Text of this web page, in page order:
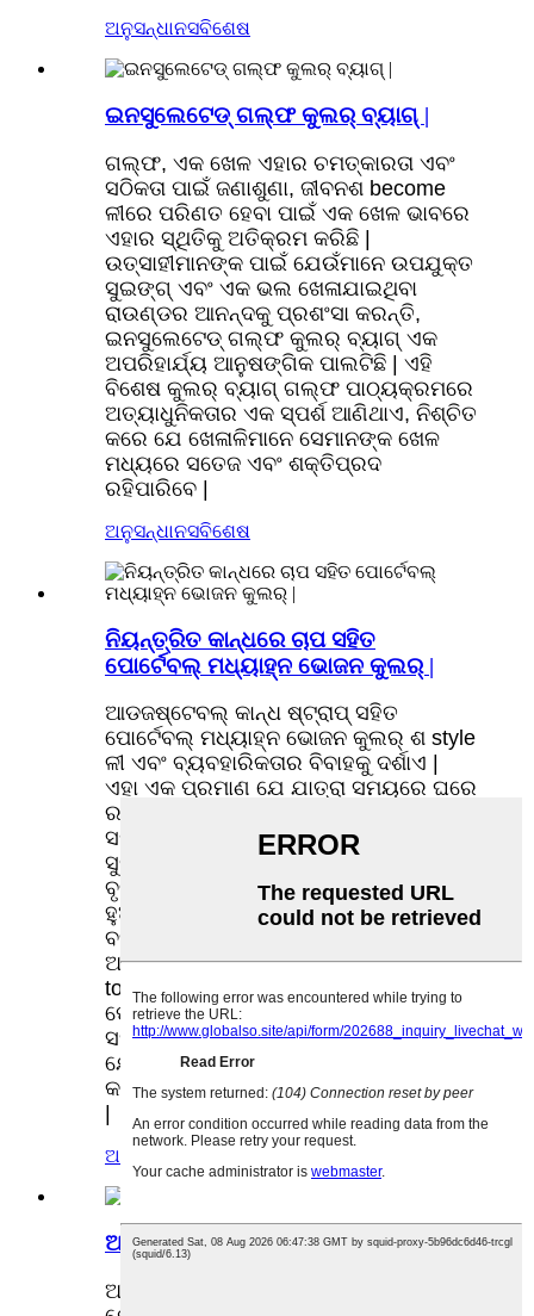
ଅନୁସନ୍ଧାନସବିଶେଷ
ଇନସୁଲେଟେଡ୍ ଗଲ୍ଫ କୁଲର୍ ବ୍ୟାଗ୍ |
ଗଲ୍ଫ, ଏକ ଖେଳ ଏହାର ଚମତ୍କାରତା ଏବଂ
ସଠିକତା ପାଇଁ ଜଣାଶୁଣା, ଜୀବନଶ become
ଳୀରେ ପରିଣତ ହେବା ପାଇଁ ଏକ ଖେଳ ଭାବରେ
ଏହାର ସ୍ଥିତିକୁ ଅତିକ୍ରମ କରିଛି |
ଉତ୍ସାହୀମାନଙ୍କ ପାଇଁ ଯେଉଁମାନେ ଉପଯୁକ୍ତ
ସୁଇଙ୍ଗ୍ ଏବଂ ଏକ ଭଲ ଖେଳାଯାଇଥିବା
ରାଉଣ୍ଡର ଆନନ୍ଦକୁ ପ୍ରଶଂସା କରନ୍ତି,
ଇନସୁଲେଟେଡ୍ ଗଲ୍ଫ କୁଲର୍ ବ୍ୟାଗ୍ ଏକ
ଅପରିହାର୍ଯ୍ୟ ଆନୁଷଙ୍ଗିକ ପାଲଟିଛି | ଏହି
ବିଶେଷ କୁଲର୍ ବ୍ୟାଗ୍ ଗଲ୍ଫ ପାଠ୍ୟକ୍ରମରେ
ଅତ୍ୟାଧୁନିକତାର ଏକ ସ୍ପର୍ଶ ଆଣିଥାଏ, ନିଶ୍ଚିତ
କରେ ଯେ ଖେଳାଳିମାନେ ସେମାନଙ୍କ ଖେଳ
ମଧ୍ୟରେ ସତେଜ ଏବଂ ଶକ୍ତିପ୍ରଦ
ରହିପାରିବେ |
ଅନୁସନ୍ଧାନସବିଶେଷ
ନିୟନ୍ତ୍ରିତ କାନ୍ଧରେ ଚାପ ସହିତ
ପୋର୍ଟେବଲ୍ ମଧ୍ୟାହ୍ନ ଭୋଜନ କୁଲର୍ |
ଆଡଜଷ୍ଟେବଲ୍ କାନ୍ଧ ଷ୍ଟ୍ରାପ୍ ସହିତ
ପୋର୍ଟେବଲ୍ ମଧ୍ୟାହ୍ନ ଭୋଜନ କୁଲର୍ ଶ style
ଳୀ ଏବଂ ବ୍ୟବହାରିକତାର ବିବାହକୁ ଦର୍ଶାଏ |
ଏହା ଏକ ପ୍ରମାଣ ଯେ ଯାତ୍ରା ସମୟରେ ଘରେ
ରନ୍ଧା ଖାଦ୍ୟ ଉପଭୋଗ କରିବା କେବଳ
ସମ୍ଭବ ନୁହେଁ ବରଂ ଷ୍ଟାଇଲିସ୍ ଏବଂ
ସୁବିଧାଜନକ ଅଟେ | ଆପଣ ଜଣେ ବ୍ୟସ୍ତ
ବୃତ୍ତିଗତ, ଛାତ୍ର, କିମ୍ବା ବାହ୍ୟ ଉତ୍ସାହୀ
ହୁଅନ୍ତୁ, ଏହି ମଧ୍ୟାହ୍ନ ଭୋଜନ କୁଲର ହେଉଛି
ବହୁମୁଖୀ ସାଥୀ ଯାହା ଆପଣଙ୍କର ଭୋଜନ
ଅଭିଜ୍ଞତାକୁ ବ ances ାଇଥାଏ | ଆପୋଷ ବୁ
to ାମଣା ପାଇଁ ବିଦାୟ ଦିଅନ୍ତୁ ଏବଂ
ପୋର୍ଟେବଲ୍ ମଧ୍ୟାହ୍ନ ଭୋଜନ କୁଲରର
ସହଜତା ଏବଂ ଚମତ୍କାରତାକୁ ଗ୍ରହଣ କରନ୍ତୁ -
ଯେଉଁଠାରେ ସତେଜତା ଫ୍ୟାଶନକୁ ପୂରଣ
କରେ, ଏବଂ ସୁବିଧା ଏକ ଜୀବନ ପଥ ହୋଇଯାଏ
ଅନୁସନ୍ଧାନ
ଅଫିସ୍ ମଧ୍ୟାହ୍ନ ଭୋଜନ ଟୋଟ୍ ବ୍ୟାଗ୍ |
ଅଫିସ୍ ଜୀବନର ଗତିଶୀଳ ଦୁନିଆରେ,